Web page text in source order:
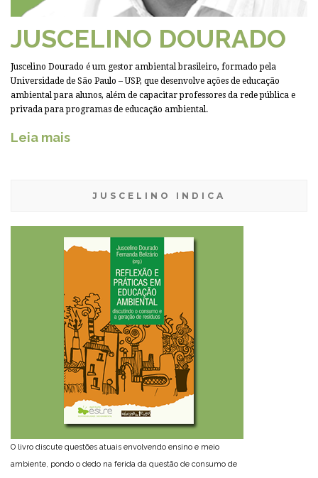
JUSCELINO DOURADO
Juscelino Dourado é um gestor ambiental brasileiro, formado pela
Universidade de São Paulo – USP, que desenvolve ações de educação
ambiental para alunos, além de capacitar professores da rede pública e
privada para programas de educação ambiental.
Leia mais
JUSCELINO INDICA
O livro discute questões atuais envolvendo ensino e meio
ambiente, pondo o dedo na ferida da questão de consumo de